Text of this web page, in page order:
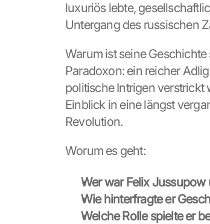
luxuriös lebte,
Untergang des russischen
Warum ist seine
Paradoxon: ein reicher
politische Intrigen verstrickt
Einblick in eine längst
Revolution.
Worum es geht:
Wer war Felix
Wie hinterfragte er
Welche Rolle spielte er